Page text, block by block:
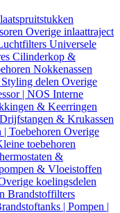
Overige inlaattraject
Universele
Cilinderkop &
Nokkenassen
Styling delen Overige
| NOS Interne
& Keerringen
Drijfstangen & Krukassen
| Toebehoren Overige
toebehoren
&
& Vloeistoffen
koelingsdelen
Brandstoffilters
| Pompen |